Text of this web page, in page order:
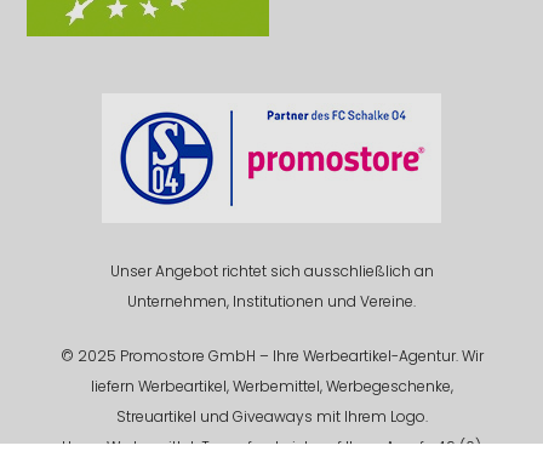
Unser Angebot richtet sich ausschließlich an
Unternehmen, Institutionen und Vereine.
© 2025 Promostore GmbH – Ihre Werbeartikel-Agentur. Wir
liefern Werbeartikel, Werbemittel, Werbegeschenke,
Streuartikel und Giveaways mit Ihrem Logo.
Unser Werbemittel-Team freut sich auf Ihren Anruf +49 (0)